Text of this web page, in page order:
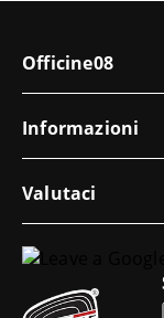
Officine08
Informazioni
Valutaci